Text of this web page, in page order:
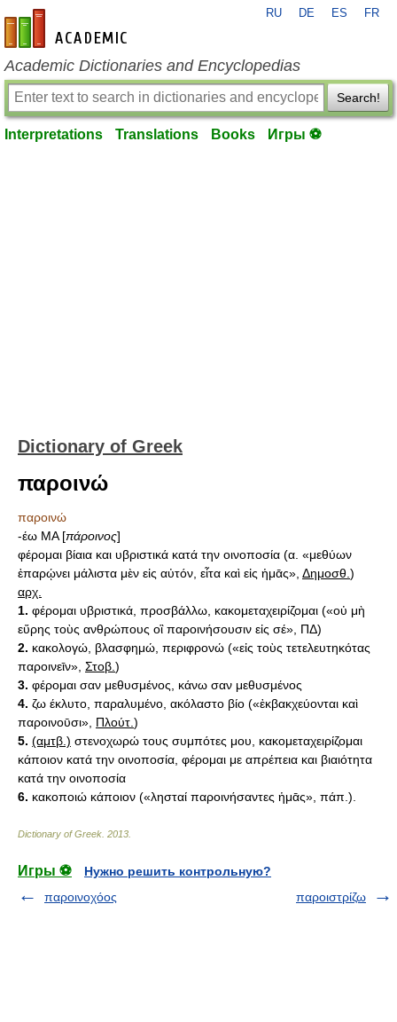
en-academic.com
RU DE ES FR
Academic Dictionaries and Encyclopedias
Search!
Interpretations Translations Books Игры ⚽
Dictionary of Greek
παροινώ
παροινώ
-έω ΜΑ [πάροινος]
φέρομαι βίαια και υβριστικά κατά την οινοποσία (α. «μεθύων
ἐπαρῴνει μάλιστα μὲν εἰς αὐτόν, εἶτα καὶ εἰς ἡμᾱς», Δημοσθ. )
αρχ.
1. φέρομαι υβριστικά, προσβάλλω, κακομεταχειρίζομαι («οὐ μὴ
εὕρης τοὺς ανθρώπους οἳ παροινήσουσιν εἰς σέ», ΠΔ)
2. κακολογώ, βλασφημώ, περιφρονώ («εἰς τοὺς τετελευτηκότας
παροινεῑν», Στοβ. )
3. φέρομαι σαν μεθυσμένος, κάνω σαν μεθυσμένος
4. ζω έκλυτο, παραλυμένο, ακόλαστο βίο («ἐκβακχεύονται καὶ
παροινοῡσι», Πλούτ. )
5. (αμτβ.) στενοχωρώ τους συμπότες μου, κακομεταχειρίζομαι
κάποιον κατά την οινοποσία, φέρομαι με απρέπεια και βιαιότητα
κατά την οινοποσία
6. κακοποιώ κάποιον («λησταί παροινήσαντες ἡμᾱς», πάπ.).
Dictionary of Greek 2013
Игры ⚽
Нужно решить контрольную?
παροινοχόος
παροιστρίζω